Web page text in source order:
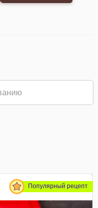
Популярный рецепт